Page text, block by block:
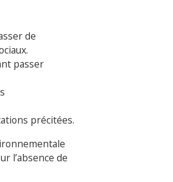
de
passer
précitées.
l’absence de